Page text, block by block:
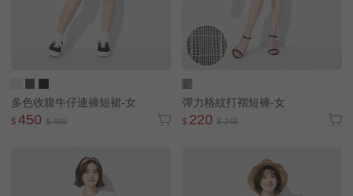
多色收腹牛仔連褲短裙-女
$ 450 $ 499
彈力格紋打褶短褲-女
$ 220 $ 249